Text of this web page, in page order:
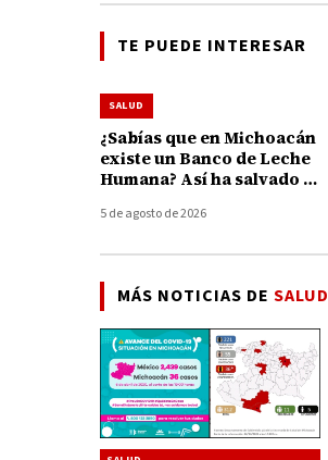
TE PUEDE INTERESAR
SALUD
¿Sabías que en Michoacán
existe un Banco de Leche
Humana? Así ha salvado y
bebés
5 de agosto de 2026
MÁS NOTICIAS DE SALUD